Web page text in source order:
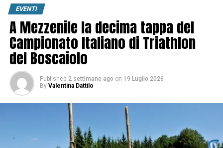
EVENTI
A Mezzenile la decima tappa del
Campionato Italiano di Triathlon
del Boscaiolo
Published 2 settimane ago on 19 Luglio 2026
By Valentina Dattilo